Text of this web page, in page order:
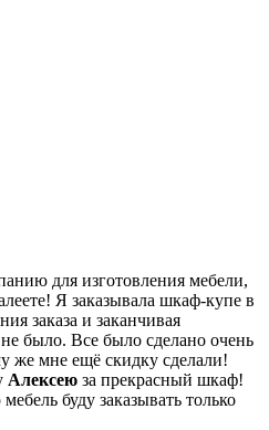
для изготовления мебели,
Я заказывала шкаф-купе в
заказа и заканчивая
было. Все было сделано очень
же мне ещё скидку сделали!
Алексею за прекрасный шкаф!
буду заказывать только